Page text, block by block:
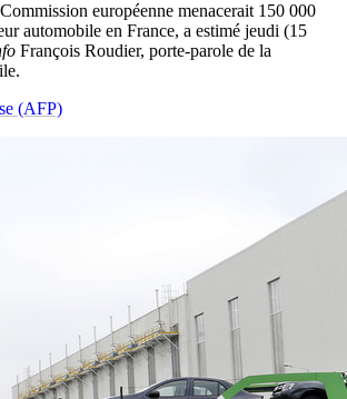
européenne menacerait 150 000
automobile en France, a estimé jeudi (15
François Roudier, porte-parole de la
(AFP)